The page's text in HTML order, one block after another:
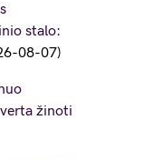
stalo:
08-07
žinoti